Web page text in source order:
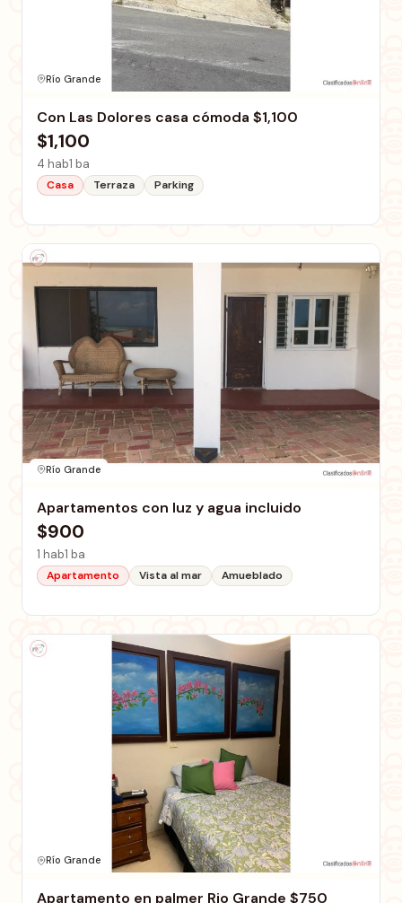
Río Grande
Con Las Dolores casa cómoda $1,100
$1,100
4 hab1 ba
Casa Terraza Parking
Río Grande
Apartamentos con luz y agua incluido
$900
1 hab1 ba
Apartamento Vista al mar Amueblado
Río Grande
Apartamento en palmer Rio Grande $750